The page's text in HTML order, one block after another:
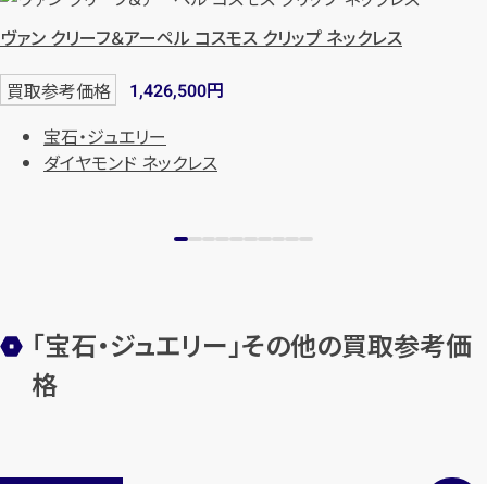
ヴァン クリーフ＆アーペル コスモス クリップ ネックレス
買取参考価格 1,426,500円
宝石・ジュエリー
ダイヤモンド ネックレス
「宝石・ジュエリー」その他の買取参考価
格